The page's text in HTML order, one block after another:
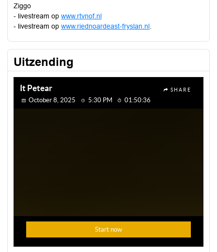
Ziggo
- livestream op www.rtvnof.nl
- livestream op www.riednoardeast-fryslan.nl
Uitzending